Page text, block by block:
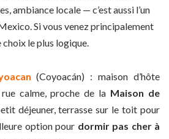
ambiance locale — c’est aussi l’un
Si vous venez principalement
choix le plus logique.
(Coyoacán) : maison d’hôte
calme, proche de la Maison de
déjeuner, terrasse sur le toit pour
option pour dormir pas cher à